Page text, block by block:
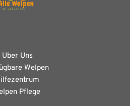
Uber Uns
Welpen
Pflege